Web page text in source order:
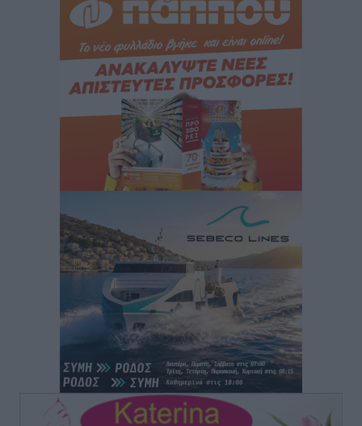
με επιτυχία την 17η διοργάνωση
Αθλητικά• πριν 54 λεπτά
Φοιτητική στέγη: «Φωτιά» τα ενοίκια σε Αθήνα και
Θεσσαλονίκη – Έως 800 ευρώ στο Ρέθυμνο
πριν 1 ώρα
Η Τουρκία σε νέο «κρεσέντο» προκλήσεων στο Αιγαίο
με 18 παραβάσεις και παραβιάσεις
Ειδήσεις• πριν 1 ώρα
Θερινές εκπτώσεις 2026 έως τις 31 Αυγούστου – Τι
πρέπει να προσέξουν οι καταναλωτές
πριν 1 ώρα
ΑΔΜΗΕ: Ολοκληρώνεται η ηλεκτρική διασύνδεση των
Κυκλάδων, τα οφέλη
Ειδήσεις• πριν 1 ώρα
Πόσοι Ευρωπαίοι «αντέχουν» διακοπές στο εξωτερικό